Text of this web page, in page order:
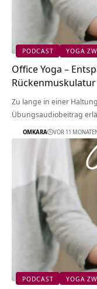
PODCAST YOGA
Office Yoga –
Rückenmuskulatur
Zu lange in einer
Übungsaudiobeitrag
OMKARA VOR 11
PODCAST YOGA